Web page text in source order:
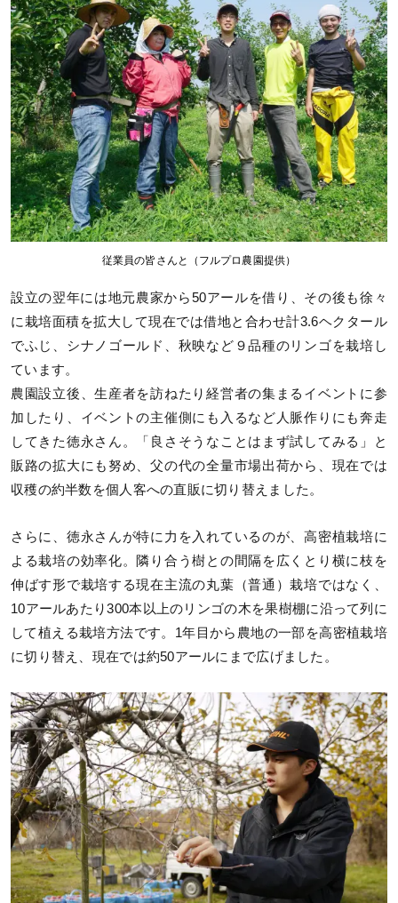
従業員の皆さんと（フルプロ農園提供）
設立の翌年には地元農家から50アールを借り、その後も徐々
に栽培面積を拡大して現在では借地と合わせ計3.6ヘクタール
でふじ、シナノゴールド、秋映など９品種のリンゴを栽培し
ています。
農園設立後、生産者を訪ねたり経営者の集まるイベントに参
加したり、イベントの主催側にも入るなど人脈作りにも奔走
してきた徳永さん。「良さそうなことはまず試してみる」と
販路の拡大にも努め、父の代の全量市場出荷から、現在では
収穫の約半数を個人客への直販に切り替えました。
さらに、徳永さんが特に力を入れているのが、高密植栽培に
よる栽培の効率化。隣り合う樹との間隔を広くとり横に枝を
伸ばす形で栽培する現在主流の丸葉（普通）栽培ではなく、
10アールあたり300本以上のリンゴの木を果樹棚に沿って列に
して植える栽培方法です。1年目から農地の一部を高密植栽培
に切り替え、現在では約50アールにまで広げました。